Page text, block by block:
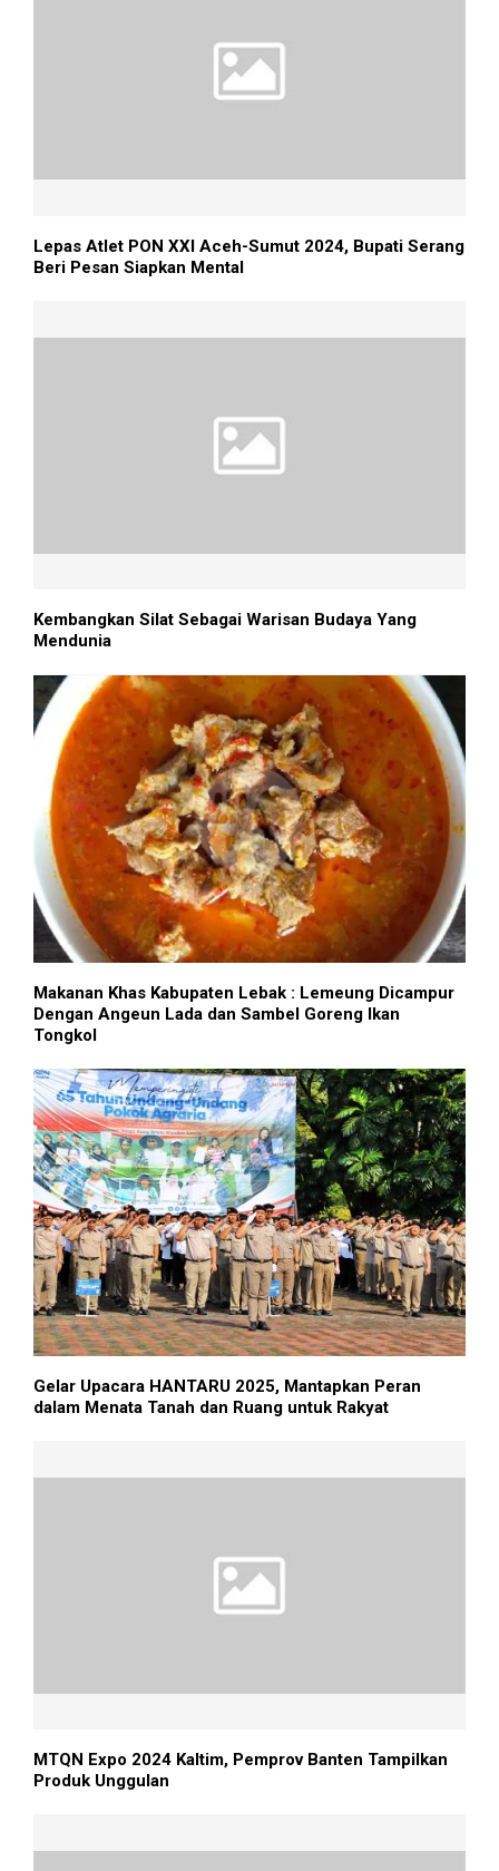
Lepas Atlet PON XXI Aceh-Sumut 2024, Bupati Serang
Beri Pesan Siapkan Mental
Kembangkan Silat Sebagai Warisan Budaya Yang
Mendunia
Makanan Khas Kabupaten Lebak : Lemeung Dicampur
Dengan Angeun Lada dan Sambel Goreng Ikan
Tongkol
Gelar Upacara HANTARU 2025, Mantapkan Peran
dalam Menata Tanah dan Ruang untuk Rakyat
MTQN Expo 2024 Kaltim, Pemprov Banten Tampilkan
Produk Unggulan